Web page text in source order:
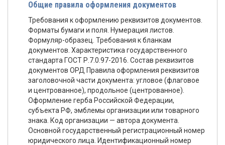
Общие правила оформления документов
Требования к оформлению реквизитов документов.
Форматы бумаги и поля. Нумерация листов.
Формуляр-образец. Требования к бланкам
документов. Характеристика государственного
стандарта ГОСТ Р.7.0.97-2016. Состав реквизитов
документов ОРД Правила оформления реквизитов
заголовочной части документа: угловое (флаговое
и центрованное), продольное (центрованное).
Оформление герба Российской Федерации,
субъекта РФ, эмблемы организации или товарного
знака. Код организации — автора документа.
Основной государственный регистрационный номер
юридического лица. Идентификационный номер